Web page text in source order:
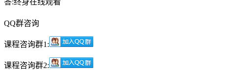
答:终身在线观看
QQ群咨询
课程咨询群1:
课程咨询群2: